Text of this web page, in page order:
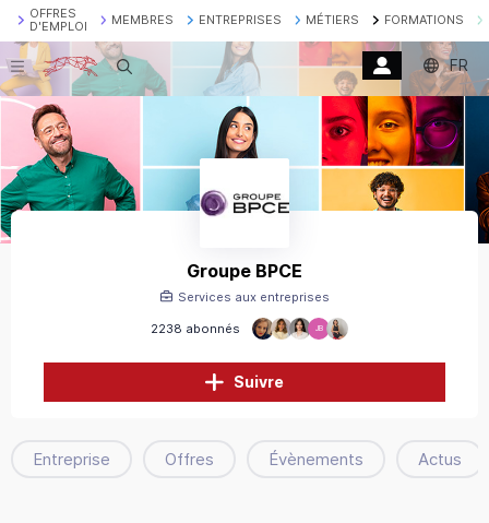
OFFRES
D'EMPLOI
MEMBRES ENTREPRISES MÉTIERS FORMATIONS
Recherche FR
Groupe BPCE
2238 abonnés JB
Services aux entreprises
Suivre
Entreprise Offres Évènements Actus